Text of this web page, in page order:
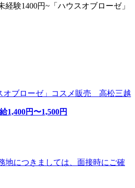
経験1400円~「ハウスオブローゼ」
オブローゼ」コスメ販売 高松三越
1,400円〜1,500円
地につきましては、面接時にご確